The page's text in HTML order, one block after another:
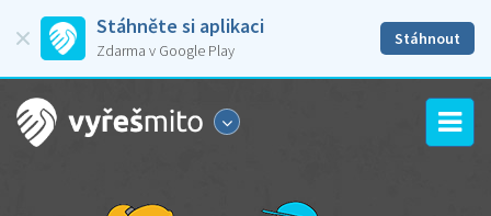
Stáhněte si aplikaci
Zdarma v Google Play
Stáhnout